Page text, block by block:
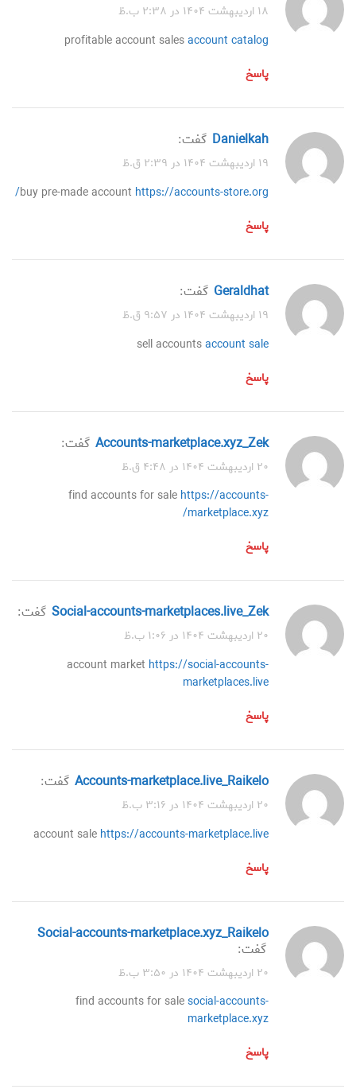
۱۸ اردیبهشت ۱۴۰۴ در ۲:۳۸ ب.ظ
profitable account salesaccount catalog
پاسخ
Danielkah گفت:
۱۹ اردیبهشت ۱۴۰۴ در ۲:۳۹ ق.ظ
buy pre-made account https://accounts-store.org/
پاسخ
Geraldhat گفت:
۱۹ اردیبهشت ۱۴۰۴ در ۹:۵۷ ق.ظ
sell accountsaccount sale
پاسخ
accounts-marketplace.xyz_Zek گفت:
۲۰ اردیبهشت ۱۴۰۴ در ۴:۴۸ ق.ظ
find accounts for sale https://accounts-
marketplace.xyz/
پاسخ
social-accounts-marketplaces.live_Zek گفت:
۲۰ اردیبهشت ۱۴۰۴ در ۱:۰۶ ب.ظ
account market https://social-accounts-
marketplaces.live
پاسخ
accounts-marketplace.live_Raikelo گفت:
۲۰ اردیبهشت ۱۴۰۴ در ۳:۱۶ ب.ظ
account sale https://accounts-marketplace.live
پاسخ
social-accounts-marketplace.xyz_Raikelo
گفت:
۲۰ اردیبهشت ۱۴۰۴ در ۳:۵۰ ب.ظ
find accounts for salesocial-accounts-
marketplace.xyz
پاسخ